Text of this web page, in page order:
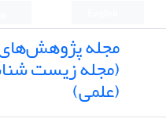
مجله
(مجله زیست
(علمی)